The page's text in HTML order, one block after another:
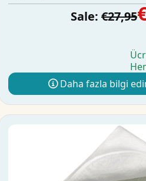
Sale: €27,95
Daha fazla bilgi